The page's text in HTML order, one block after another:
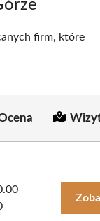
firm, które